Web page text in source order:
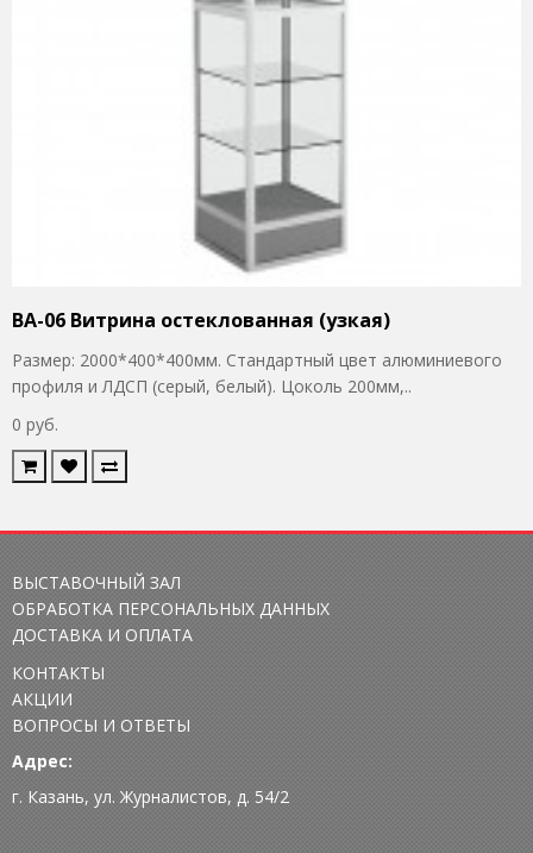
ВА-06 Витрина остеклованная (узкая)
Размер: 2000*400*400мм. Стандартный цвет алюминиевого
профиля и ЛДСП (серый, белый). Цоколь 200мм,..
0 руб.
ВЫСТАВОЧНЫЙ ЗАЛ
ОБРАБОТКА ПЕРСОНАЛЬНЫХ ДАННЫХ
ДОСТАВКА И ОПЛАТА
КОНТАКТЫ
АКЦИИ
ВОПРОСЫ И ОТВЕТЫ
Адрес:
г. Казань, ул. Журналистов, д. 54/2